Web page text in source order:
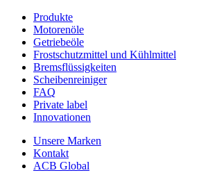
Produkte
Motorenöle
Getriebeöle
Frostschutzmittel und Kühlmittel
Bremsflüssigkeiten
Scheibenreiniger
FAQ
Private label
Innovationen
Unsere Marken
Kontakt
ACB Global